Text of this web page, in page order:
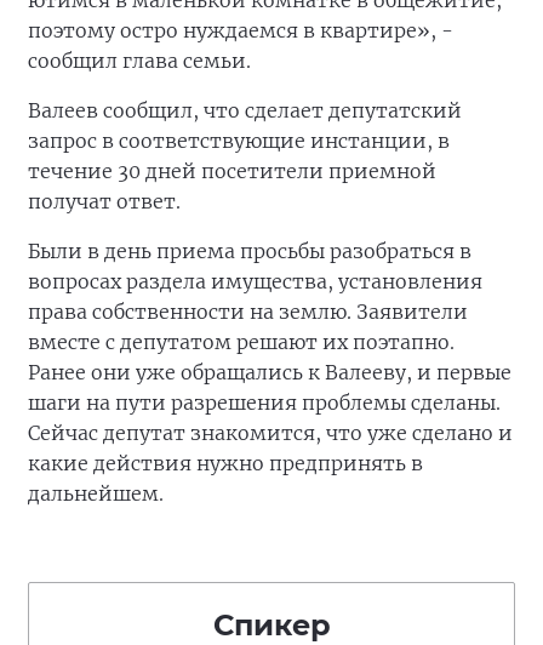
поэтому остро нуждаемся в квартире», -
сообщил глава семьи.
Валеев сообщил, что сделает депутатский
запрос в соответствующие инстанции, в
течение 30 дней посетители приемной
получат ответ.
Были в день приема просьбы разобраться в
вопросах раздела имущества, установления
права собственности на землю. Заявители
вместе с депутатом решают их поэтапно.
Ранее они уже обращались к Валееву, и первые
шаги на пути разрешения проблемы сделаны.
Сейчас депутат знакомится, что уже сделано и
какие действия нужно предпринять в
дальнейшем.
Спикер